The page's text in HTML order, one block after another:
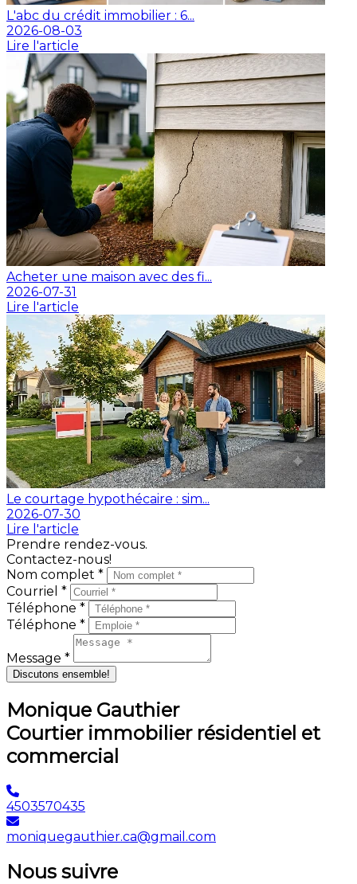
L'abc du crédit immobilier : 6...
2026-08-03
Lire l'article
Acheter une maison avec des fi...
2026-07-31
Lire l'article
Le courtage hypothécaire : sim...
2026-07-30
Lire l'article
Prendre rendez-vous.
Contactez-nous!
Nom complet *
Courriel *
Téléphone *
Téléphone *
Message *
Discutons ensemble!
Monique Gauthier
Courtier immobilier résidentiel et
commercial
4503570435
moniquegauthier.ca@gmail.com
Nous suivre